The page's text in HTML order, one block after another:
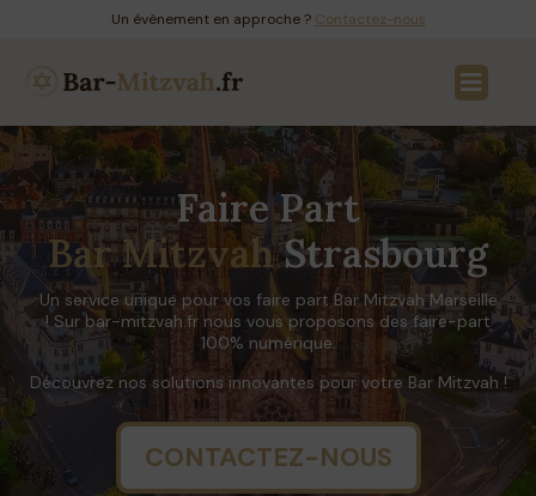
Un évènement en approche ? Contactez-nous
Faire Part
Bar MitzvahStrasbourg
Un service unique pour vos faire part Bar Mitzvah Marseille
! Sur bar-mitzvah.fr nous vous proposons des faire-part
100% numérique.
Découvrez nos solutions innovantes pour votre Bar Mitzvah !
CONTACTEZ-NOUS